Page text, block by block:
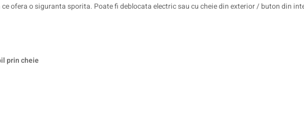
ofera o siguranta sporita. Poate fi deblocata electric sau cu cheie din exterior / buton din
prin cheie